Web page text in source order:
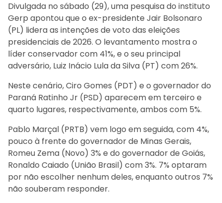
Divulgada no sábado (29), uma pesquisa do instituto
Gerp apontou que o ex-presidente Jair Bolsonaro
(PL) lidera as intenções de voto das eleições
presidenciais de 2026. O levantamento mostra o
líder conservador com 41%, e o seu principal
adversário, Luiz Inácio Lula da Silva (PT) com 26%.
Neste cenário, Ciro Gomes (PDT) e o governador do
Paraná Ratinho Jr (PSD) aparecem em terceiro e
quarto lugares, respectivamente, ambos com 5%.
Pablo Marçal (PRTB) vem logo em seguida, com 4%,
pouco à frente do governador de Minas Gerais,
Romeu Zema (Novo) 3% e do governador de Goiás,
Ronaldo Caiado (União Brasil) com 3%. 7% optaram
por não escolher nenhum deles, enquanto outros 7%
não souberam responder.